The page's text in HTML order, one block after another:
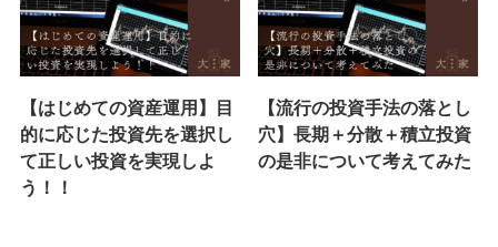
【はじめての資産運用】目
的に応じた投資先を選択し
て正しい投資を実現しよ
う！！
【流行の投資手法の落とし
穴】長期＋分散＋積立投資
の是非について考えてみた